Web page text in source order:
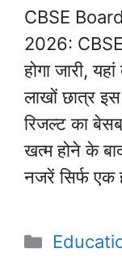
CBSE
2026: CBSE
होगा जारी,
लाखों छात्र
रिजल्ट का
खत्म होने के
नजरें सिर्फ एक